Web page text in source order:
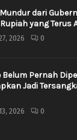
dari
yang Terus
2026 0
Belum Pernah
Jadi
2026 0